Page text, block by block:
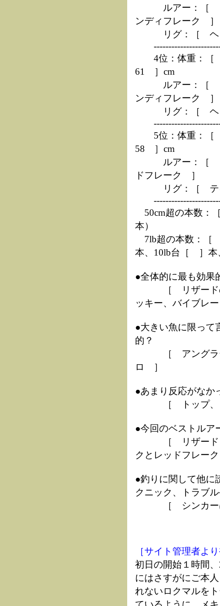
ルアー：［ リ
ンディフレーク ］
リグ：［ ヘ
4位：体重：
61 ］cm
ルアー：［ リ
ンディフレーク ］
リグ：［ ヘ
5位：体重：
58 ］cm
ルアー：［ リ
ドフレーク ］
リグ：［ テ
50cm超の本数
本）
7lb超の本数：
本、10lb台［ ］
●全体的に最も効果
［ リザードのヘ
ッキー、バイブレ
●大きい魚に限って
的？
［ アングラーズ
ロ ］
●あまり反応がなか
［ トップ、ク
●今回のベストル
［ リザード、8
クとレッドフレー
●釣りに関して他に
クニック、トラブ
［ シンカー
［サイト管理者よ
初日の開始１時間、
にはさすがにご本
れないロクマルを